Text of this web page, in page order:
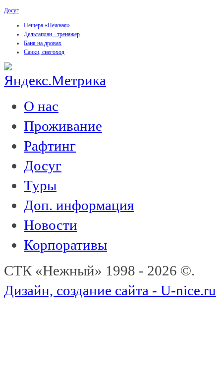
Досуг
Пещера «Нежная»
Дельтаплан - тренажер
Баня на дровах
Cанки, снегоход
О нас
Проживание
Рафтинг
Досуг
Туры
Доп. информация
Новости
Корпоративы
СТК «Нежный» 1998 - 2026 ©.
Дизайн, создание сайта - U-nice.ru